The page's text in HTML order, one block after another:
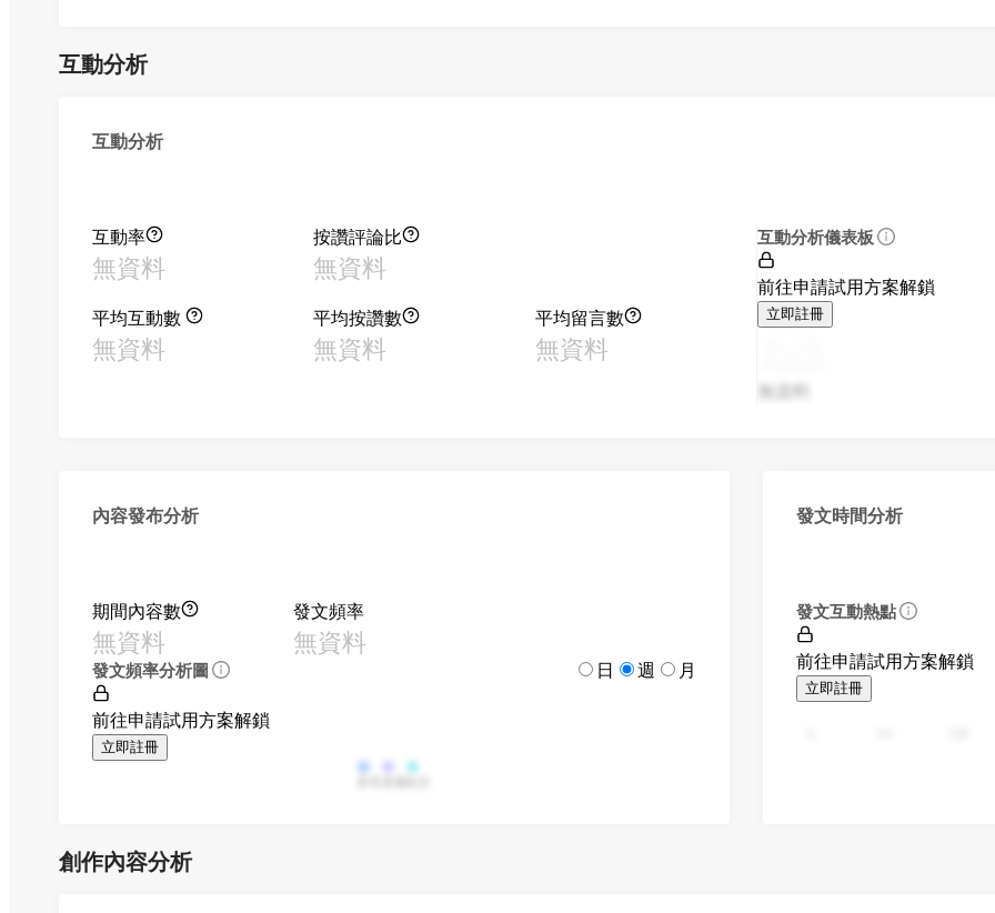
互動分析
互動分析
互動率
無資料
按讚評論比
無資料
平均互動數
無資料
平均按讚數
無資料
平均留言數
無資料
互動分析儀表板
前往申請試用方案解鎖
立即註冊
無資料
內容發布分析
期間內容數
無資料
發文頻率
無資料
發文頻率分析圖 日 週 月
前往申請試用方案解鎖
立即註冊
發文時間分析
發文互動熱點
前往申請試用方案解鎖
立即註冊
創作內容分析